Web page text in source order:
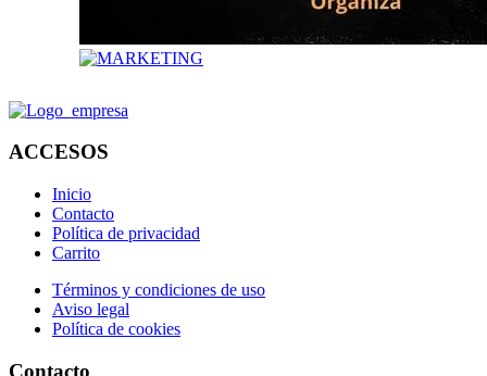
ACCESOS
Inicio
Contacto
Política de privacidad
Carrito
Términos y condiciones de uso
Aviso legal
Política de cookies
Contacto